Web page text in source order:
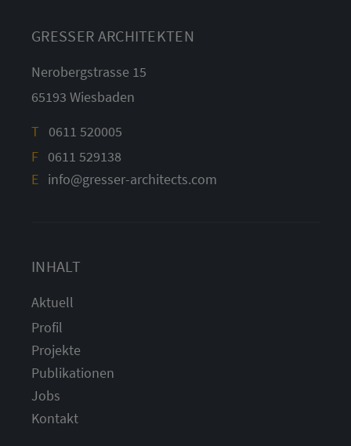
GRESSER ARCHITEKTEN
Nerobergstrasse 15
65193 Wiesbaden
T
0611 520005
F 0611 529138
E info@gresser-architects.com
INHALT
Aktuell
Profil
Projekte
Publikationen
Jobs
Kontakt